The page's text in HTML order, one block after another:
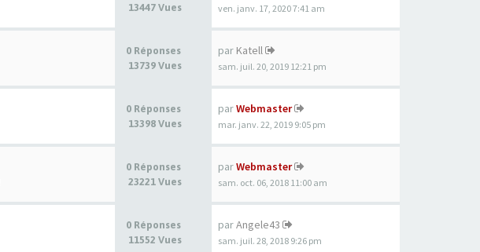
13447 Vues
ven. janv. 17, 2020 7:41 am
0 Réponses
13739 Vues
par Katell
sam. juil. 20, 2019 12:21 pm
0 Réponses
13398 Vues
parWebmaster
mar. janv. 22, 2019 9:05 pm
0 Réponses
23221 Vues
parWebmaster
sam. oct. 06, 2018 11:00 am
0 Réponses
11552 Vues
parAngele43
sam. juil. 28, 2018 9:26 pm